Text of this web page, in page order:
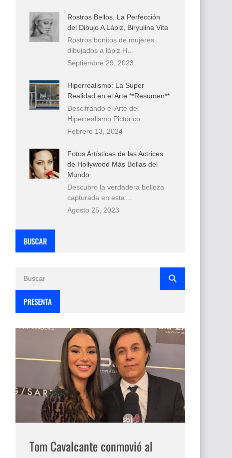
Rostros Bellos, La Perfección
del Dibujo A Lápiz, Biryulina Vita
Rostros bonitos de mujeres
dibujados a lápiz H…
Septiembre 29, 2023
Hiperrealismo: La Super
Realidad en el Arte **Resumen**
Descifrando el Arte del
Hiperrealismo Pictórico: …
Febrero 13, 2024
Fotos Artísticas de las Actrices
de Hollywood Más Bellas del
Mundo
Descubre la verdadera belleza
capturada en esta…
Agosto 25, 2023
BUSCAR
PRESENTA
Tom Cavalcante conmovió al